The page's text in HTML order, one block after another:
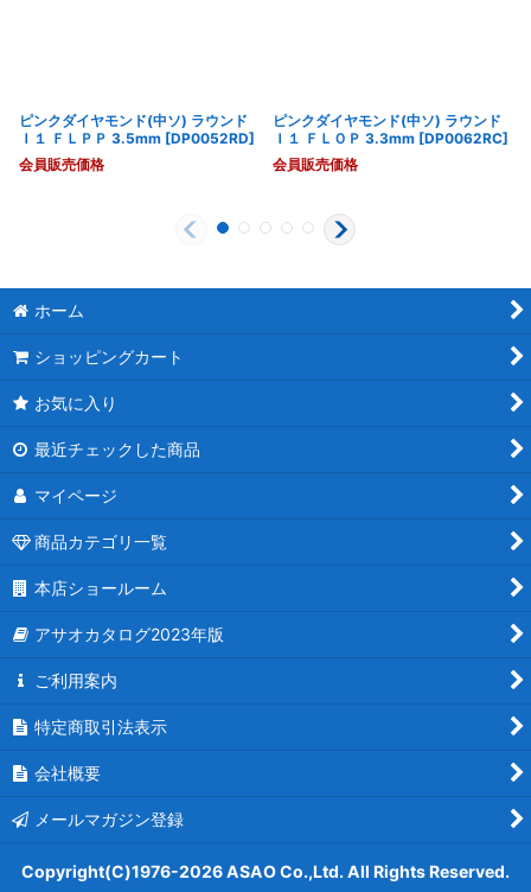
ピンクダイヤモンド(中ソ) ラウンド
Ｉ１ ＦＬＰＰ 3.5mm [DP0052RD]
会員販売価格
ピンクダイヤモンド(中ソ) ラウンド
Ｉ１ ＦＬＯＰ 3.3mm [DP0062RC]
会員販売価格
ホーム
ショッピングカート
お気に入り
最近チェックした商品
マイページ
商品カテゴリ一覧
本店ショールーム
アサオカタログ2023年版
ご利用案内
特定商取引法表示
会社概要
メールマガジン登録
Copyright(C)1976-2026 ASAO Co.,Ltd. All Rights Reserved.